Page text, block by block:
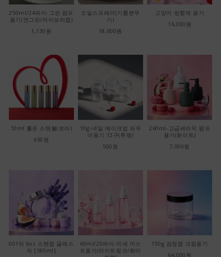
250ml/24파이-그린 펌프
용기(연그린/아이보리캡)
1,130원
오일스프레이(기름분무
기)
18,000원
고양이 방향제 용기
16,000원
10ml 롤온 스텐볼(보라)
650원
10g-네일 메이크업 파우
더용기 12구(투명)
500원
260ml-고급세라믹 펌프
용기(화이트)
7,000원
0016) 6oz 스텐캡 글래스
자 [180ml]
60ml/20파이-미세 미스
트용기(라이트핑크/화이
150g 검정캡 크림용기
64,000원